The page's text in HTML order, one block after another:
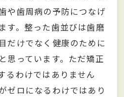
や歯周病の予防につなげ
す。整った歯並びは歯磨
だけでなく健康のために
思っています。ただ矯正
るわけではありません
ゼロになるわけではあり